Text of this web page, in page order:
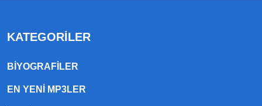
KATEGORILER
BIYOGRAFILER
EN YENI MP3LER